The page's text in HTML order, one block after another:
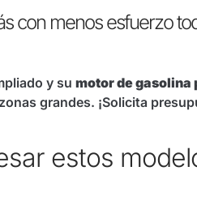
con menos esfuerzo
y su motor de gasolina
grandes. ¡Solicita
estos